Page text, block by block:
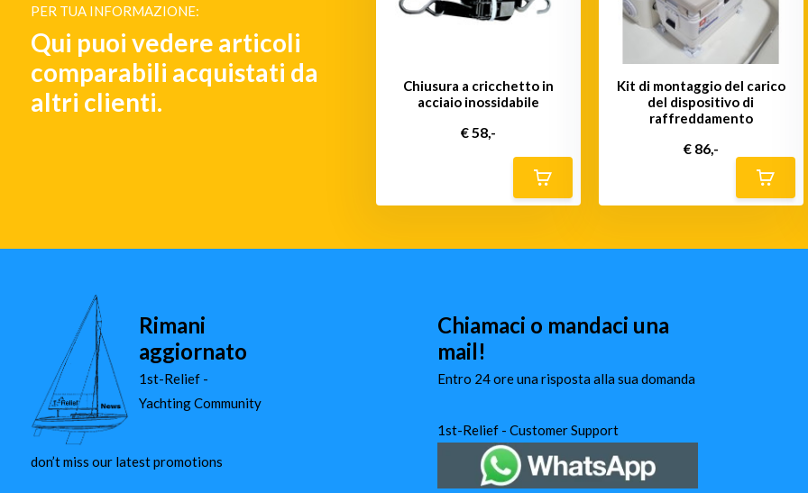
PER TUA INFORMAZIONE:
Qui puoi vedere articoli
comparabili acquistati da
altri clienti.
Chiusura a cricchetto in
acciaio inossidabile
€ 58,-
Kit di montaggio del carico
del dispositivo di
raffreddamento
€ 86,-
Rimani
aggiornato
1st-Relief -
Yachting Community
don’t miss our latest promotions
Chiamaci o mandaci una
mail!
Entro 24 ore una risposta alla sua domanda
1st-Relief - Customer Support